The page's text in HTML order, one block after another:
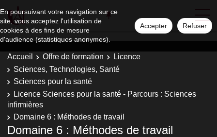
En poursuivant votre navigation sur ce
site, vous acceptez l'utilisation de
cookies à des fins de mesure
d'audience (statistiques anonymes).
Accepter Refuser
Accueil Offre de formation
Licence
Sciences, Technologies, Santé
Sciences pour la santé
Licence Sciences pour la santé - Parcours : Sciences
infirmières
Domaine 6 : Méthodes de travail
Domaine 6 : Méthodes de travail